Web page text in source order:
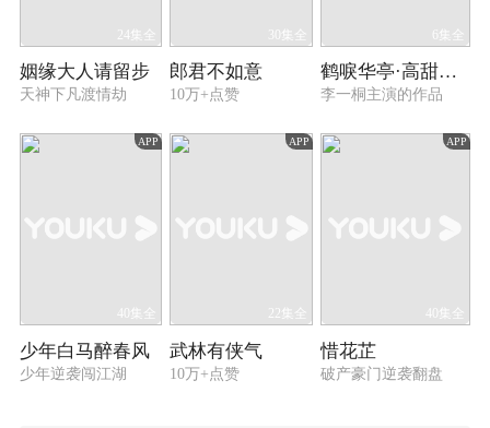
24集全
姻缘大人请留步
天神下凡渡情劫
30集全
郎君不如意
10万+点赞
6集全
鹤唳华亭·高甜番外
李一桐主演的作品
APP
40集全
少年白马醉春风
少年逆袭闯江湖
APP
22集全
武林有侠气
10万+点赞
APP
40集全
惜花芷
破产豪门逆袭翻盘